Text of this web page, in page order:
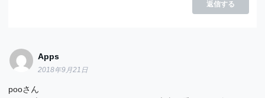
返信する
Apps
2018年9月21日
pooさん